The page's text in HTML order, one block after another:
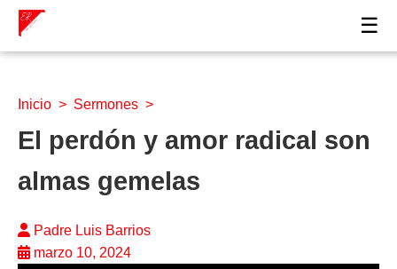
☰
Inicio > Sermones >
El perdón y amor radical son
almas gemelas
Padre Luis Barrios
marzo 10, 2024